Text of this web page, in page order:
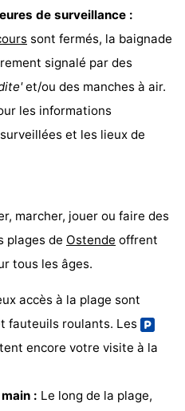
de surveillance :
sont fermés, la baignade
signalé par des
et/ou des manches à air.
les informations
et les lieux de
marcher, jouer ou faire des
plages de Ostende offrent
tous les âges.
accès à la plage sont
fauteuils roulants. Les
encore votre visite à la
: Le long de la plage,